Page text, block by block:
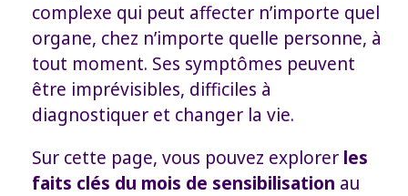
complexe qui peut affecter n’importe quel
organe, chez n’importe quelle personne, à
tout moment. Ses symptômes peuvent
être imprévisibles, difficiles à
diagnostiquer et changer la vie.
Sur cette page, vous pouvez explorer les
faits clés du mois de sensibilisation au